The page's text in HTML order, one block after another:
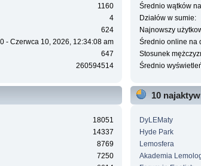
1160
4
624
- Czerwca 10, 2026, 12:34:08 am
647
260594514
Średnio wątków
Działów w sumie:
Najnowszy
Średnio online na
Stosunek
Średnio
18051
14337
8769
7250
10
DyLEMaty
Hyde Park
Lemosfera
Akademia